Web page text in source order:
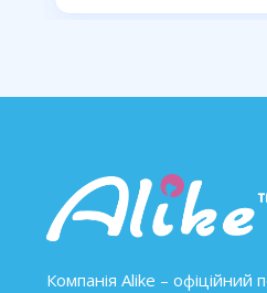
Компанія Alike – офіційний